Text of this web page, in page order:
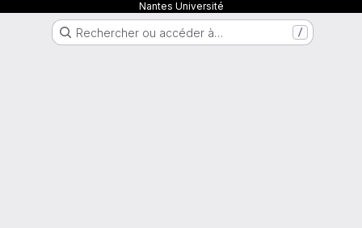
Nantes Université
Rechercher ou accéder à… /